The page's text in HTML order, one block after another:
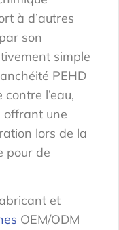
à d’autres
son
simple
PEHD
l’eau,
offrant une
lors de la
pour de
et
OEM/ODM